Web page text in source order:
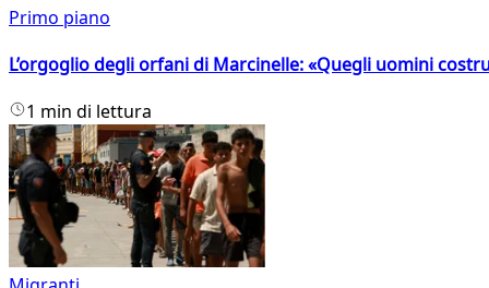
Primo piano
L’orgoglio degli orfani di Marcinelle: «Quegli uomini
1 min di lettura